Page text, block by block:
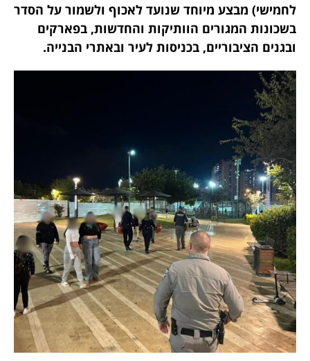
לחמישי) מבצע מיוחד שנועד לאכוף ולשמור על הסדר
בשכונות המגורים הוותיקות והחדשות, בפארקים
ובגנים הציבוריים, בכניסות לעיר ובאתרי הבנייה.